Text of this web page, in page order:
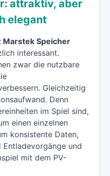
attraktiv, aber
elegant
Marstek Speicher
interessant.
zwar die nutzbare
Gleichzeitig
Denn
im Spiel sind,
einen einzelnen
konsistente Daten,
und
mit dem PV-